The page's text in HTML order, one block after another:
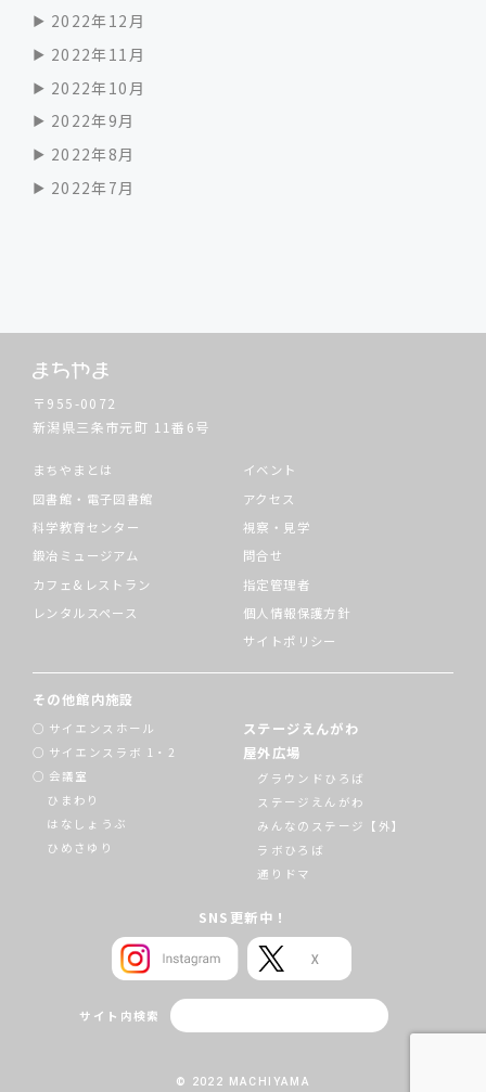
2022年12月
2022年11月
2022年10月
2022年9月
2022年8月
2022年7月
〒955-0072
新潟県三条市元町 11番6号
まちやまとは
図書館・電子図書館
科学教育センター
鍛冶ミュージアム
カフェ&レストラン
レンタルスペース
イベント
アクセス
視察・見学
問合せ
指定管理者
個人情報保護方針
サイトポリシー
その他館内施設
サイエンスホール
サイエンスラボ 1・2
会議室
ひまわり
はなしょうぶ
ひめさゆり
ステージえんがわ
屋外広場
グラウンドひろば
ステージえんがわ
みんなのステージ【外】
ラボひろば
通りドマ
SNS更新中！
サイト内検索
© 2022 MACHIYAMA